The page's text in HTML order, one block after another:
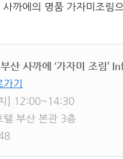
까에의 명품 가자미조림
산 사까에 ‘가자미 조림’
기
] 12:00~14:30
텔 부산 본관 3층